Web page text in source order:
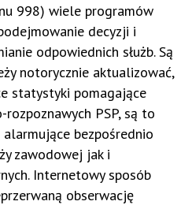
998) wiele programów
decyzji i
odpowiednich służb. Są
notorycznie aktualizować,
statystyki pomagające
rozpoznawych PSP, są to
bezpośrednio
zawodowej jak i
Internetowy sposób
obserwację